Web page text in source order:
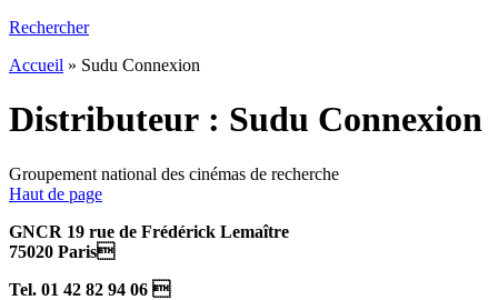
Rechercher
Accueil » Sudu Connexion
Distributeur : Sudu Connexion
Groupement national des cinémas de recherche
Haut de page
GNCR 19 rue de Frédérick Lemaître
75020 Paris
Tel. 01 42 82 94 06 